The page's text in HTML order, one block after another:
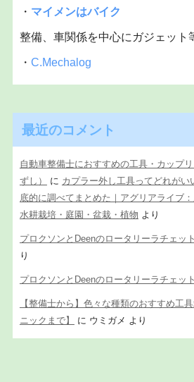
・ マイメンはバイク
整備、車関係を中心にガジェット
・ C.Mechalog
最近のコメント
自動車整備士におすすめの工具・カップ
ずし）
に カプラー外し工具ってどれがい
底的に調べてまとめた｜アグリアライブ
水耕栽培・庭園・盆栽・植物 より
プロクソンとDeenのロータリーラチェッ
り
プロクソンとDeenのロータリーラチェッ
【整備士から】色々な種類のおすすめ工
ニックまで】
に ウミガメ より